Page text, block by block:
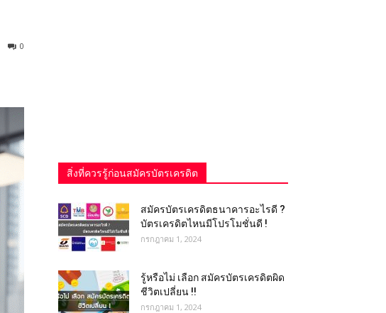
0
สิ่งที่ควรรู้ก่อนสมัครบัตรเครดิต
สมัครบัตรเครดิตธนาคารอะไรดี ?
บัตรเครดิตไหนมีโปรโมชั่นดี !
กรกฎาคม 1, 2024
รู้หรือไม่ เลือก สมัครบัตรเครดิตผิด
ชีวิตเปลี่ยน !!
กรกฎาคม 1, 2024